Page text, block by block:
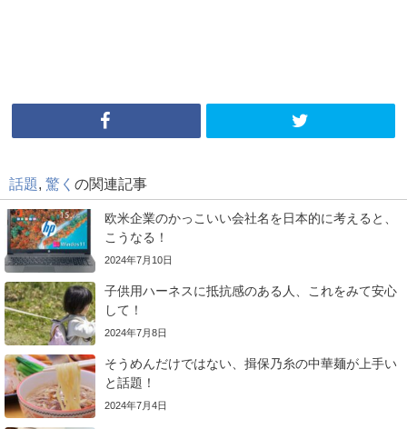
話題, 驚く の関連記事
欧米企業のかっこいい会社名を日本的に考えると、
こうなる！
2024年7月10日
子供用ハーネスに抵抗感のある人、これをみて安心
して！
2024年7月8日
そうめんだけではない、揖保乃糸の中華麺が上手い
と話題！
2024年7月4日